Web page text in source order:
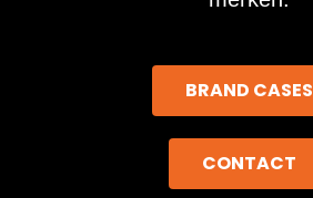
BRAND CASES
CONTACT